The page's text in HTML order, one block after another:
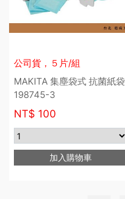
公司貨，５片/組
MAKITA 集塵袋式 抗菌紙袋
198745-3
NT$ 100
加入購物車